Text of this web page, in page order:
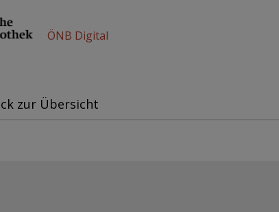
ÖNB Digital
zur Übersicht